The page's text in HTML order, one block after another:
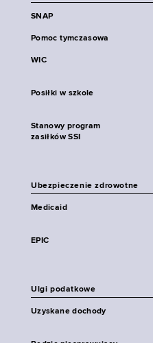
SNAP
Pomoc tymczasowa
WIC
Posiłki w szkole
Stanowy program
zasiłków SSI
Ubezpieczenie zdrowotne
Medicaid
EPIC
Ulgi podatkowe
Uzyskane dochody